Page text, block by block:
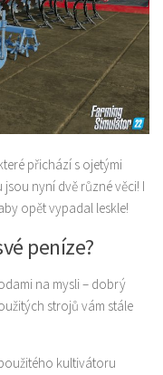
přichází s ojetými
nyní dvě různé věci! I
opět vypadal leskle!
peníze?
na mysli – dobrý
strojů vám stále
kultivátoru